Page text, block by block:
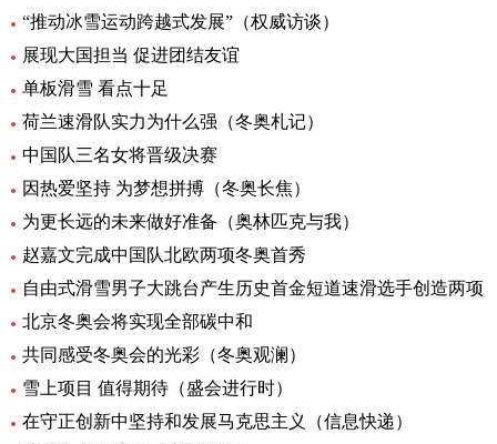
“推动冰雪运动跨越式发展”（权威访谈）
展现大国担当 促进团结友谊
单板滑雪 看点十足
荷兰速滑队实力为什么强（冬奥札记）
中国队三名女将晋级决赛
因热爱坚持 为梦想拼搏（冬奥长焦）
为更长远的未来做好准备（奥林匹克与我）
赵嘉文完成中国队北欧两项冬奥首秀
自由式滑雪男子大跳台产生历史首金短道速滑选手创造两项
北京冬奥会将实现全部碳中和
共同感受冬奥会的光彩（冬奥观澜）
雪上项目 值得期待（盛会进行时）
在守正创新中坚持和发展马克思主义（信息快递）